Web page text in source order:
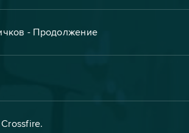
- Продолжение